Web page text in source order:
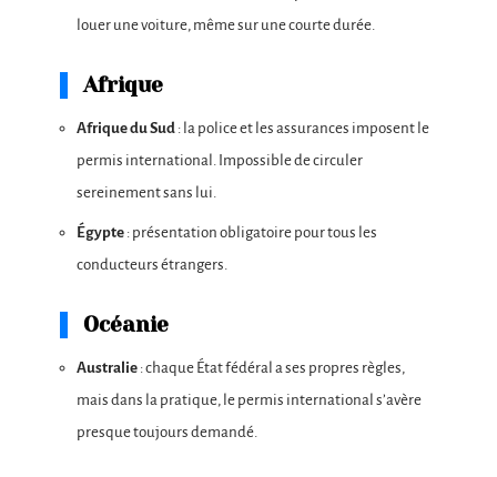
louer une voiture, même sur une courte durée.
Afrique
Afrique du Sud : la police et les assurances imposent le
permis international. Impossible de circuler
sereinement sans lui.
Égypte : présentation obligatoire pour tous les
conducteurs étrangers.
Océanie
Australie : chaque État fédéral a ses propres règles,
mais dans la pratique, le permis international s’avère
presque toujours demandé.